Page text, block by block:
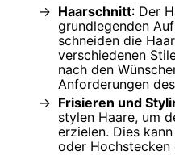
Haarschnitt: Der
grundlegenden
schneiden die
verschiedenen
nach den
Anforderungen
Frisieren und
stylen Haare, um
erzielen. Dies
oder Hochstecken